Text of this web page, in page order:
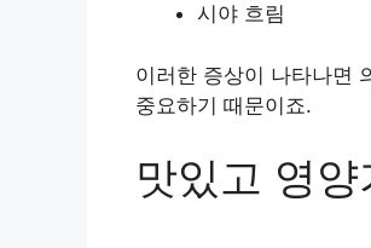
시야 흐림
이러한 증상이 나타나면
중요하기 때문이죠.
맛있고 영